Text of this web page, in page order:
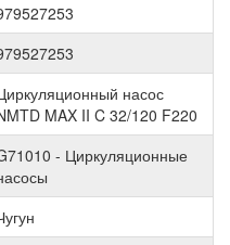
насос
MAX II C 32/120 F220
- Циркуляционные